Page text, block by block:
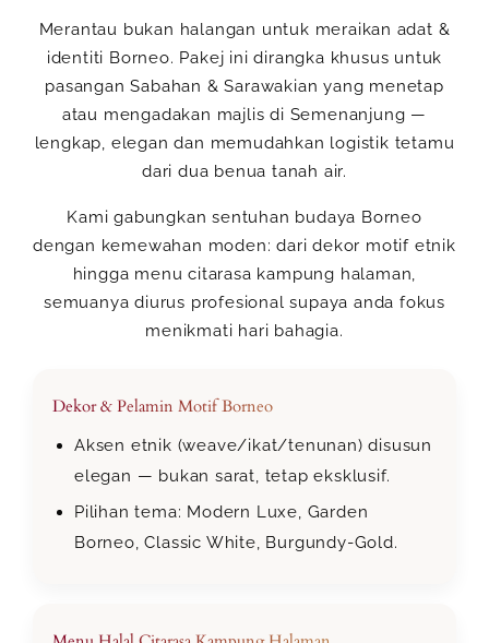
Merantau bukan halangan untuk meraikan adat &
identiti Borneo. Pakej ini dirangka khusus untuk
pasangan Sabahan & Sarawakian yang menetap
atau mengadakan majlis di Semenanjung —
lengkap, elegan dan memudahkan logistik tetamu
dari dua benua tanah air.
Kami gabungkan sentuhan budaya Borneo
dengan kemewahan moden: dari dekor motif etnik
hingga menu citarasa kampung halaman,
semuanya diurus profesional supaya anda fokus
menikmati hari bahagia.
Dekor & Pelamin Motif Borneo
Aksen etnik (weave/ikat/tenunan) disusun
elegan — bukan sarat, tetap eksklusif.
Pilihan tema: Modern Luxe, Garden
Borneo, Classic White, Burgundy-Gold.